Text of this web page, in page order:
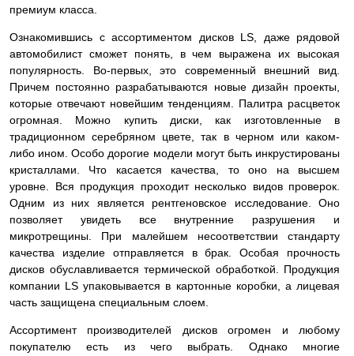
премиум класса.
Ознакомившись с ассортиментом дисков LS, даже рядовой
автомобилист сможет понять, в чем выражена их высокая
популярность. Во-первых, это современный внешний вид.
Причем постоянно разрабатываются новые дизайн проекты,
которые отвечают новейшим тенденциям. Палитра расцветок
огромная. Можно купить диски, как изготовленные в
традиционном серебряном цвете, так в черном или каком-
либо ином. Особо дорогие модели могут быть инкрустированы
кристаллами. Что касается качества, то оно на высшем
уровне. Вся продукция проходит несколько видов проверок.
Одним из них является рентгеновское исследование. Оно
позволяет увидеть все внутренние разрушения и
микротрещины. При малейшем несоответствии стандарту
качества изделие отправляется в брак. Особая прочность
дисков обуславливается термической обработкой. Продукция
компании LS упаковывается в картонные коробки, а лицевая
часть защищена специальным слоем.
Ассортимент производителей дисков огромен и любому
покупателю есть из чего выбрать. Однако многие